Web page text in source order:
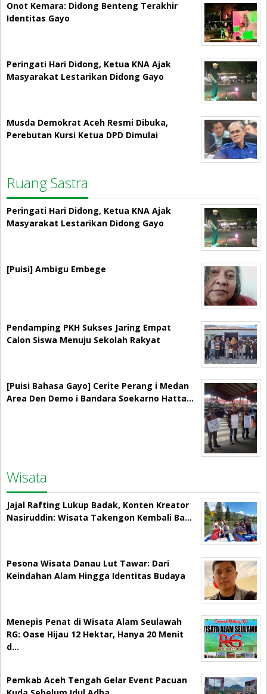
Onot Kemara: Didong Benteng Terakhir
Identitas Gayo
Peringati Hari Didong, Ketua KNA Ajak
Masyarakat Lestarikan Didong Gayo
Musda Demokrat Aceh Resmi Dibuka,
Perebutan Kursi Ketua DPD Dimulai
Ruang Sastra
Peringati Hari Didong, Ketua KNA Ajak
Masyarakat Lestarikan Didong Gayo
[Puisi] Ambigu Embege
Pendamping PKH Sukses Jaring Empat
Calon Siswa Menuju Sekolah Rakyat
[Puisi Bahasa Gayo] Cerite Perang i Medan
Area Den Demo i Bandara Soekarno Hatta…
Wisata
Jajal Rafting Lukup Badak, Konten Kreator
Nasiruddin: Wisata Takengon Kembali Ba…
Pesona Wisata Danau Lut Tawar: Dari
Keindahan Alam Hingga Identitas Budaya
Menepis Penat di Wisata Alam Seulawah
RG: Oase Hijau 12 Hektar, Hanya 20 Menit
d…
Pemkab Aceh Tengah Gelar Event Pacuan